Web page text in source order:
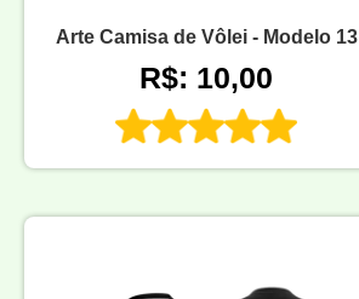
Arte Camisa de Vôlei - Modelo 13
R$: 10,00